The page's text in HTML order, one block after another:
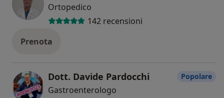
Ortopedico
142 recensioni
Prenota
Dott. Davide Pardocchi
Gastroenterologo
Popolare